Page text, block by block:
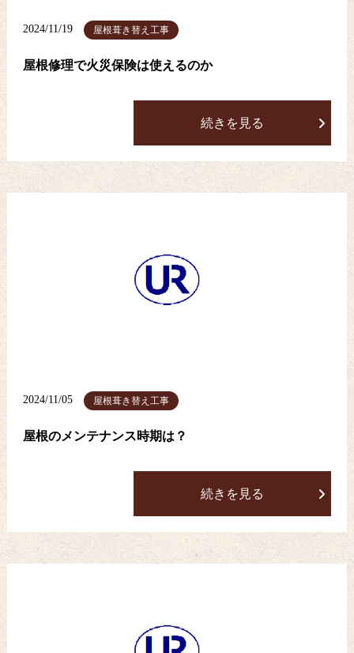
2024/11/19 屋根葺き替え工事
屋根修理で火災保険は使えるのか
続きを見る
2024/11/05 屋根葺き替え工事
屋根のメンテナンス時期は？
続きを見る